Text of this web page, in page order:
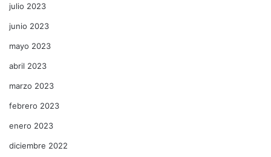
julio 2023
junio 2023
mayo 2023
abril 2023
marzo 2023
febrero 2023
enero 2023
diciembre 2022